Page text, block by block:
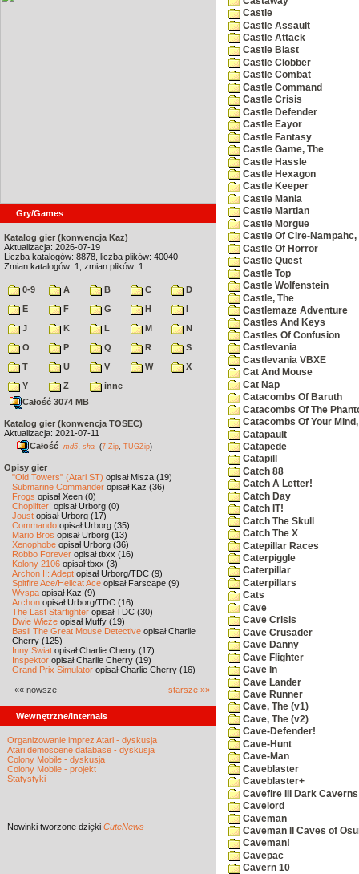
Gry/Games
Katalog gier (konwencja Kaz)
Aktualizacja: 2026-07-19
Liczba katalogów: 8878, liczba plików: 40040
Zmian katalogów: 1, zmian plików: 1
0-9 A B C
D
E
F G H
I
J
K L M
N
O
P Q R
S
T
U V W
X
Y
Z
inne
Całość 3074 MB
Katalog gier (konwencja TOSEC)
Aktualizacja: 2021-07-11
Całość md5 sha (7-Zip TUGZip)
Opisy gier
"Old Towers" (Atari ST) opisał Misza (19)
Submarine Commander opisał Kaz (36)
Frogs opisał Xeen (0)
Choplifter! opisał Urborg (0)
Joust opisał Urborg (17)
Commando opisał Urborg (35)
Mario Bros opisał Urborg (13)
Xenophobe opisał Urborg (36)
Robbo Forever opisał tbxx (16)
Kolony 2106 opisał tbxx (3)
Archon II: Adept opisał Urborg/TDC (9)
Spitfire Ace/Hellcat Ace opisał Farscape (9)
Wyspa opisał Kaz (9)
Archon opisał Urborg/TDC (16)
The Last Starfighter opisał TDC (30)
Dwie Wieże opisał Muffy (19)
Basil The Great Mouse Detective opisał Charlie
Cherry (125)
Inny Świat opisał Charlie Cherry (17)
Inspektor opisał Charlie Cherry (19)
Grand Prix Simulator opisał Charlie Cherry (16)
«« nowsze starsze »»
Wewnętrzne/Internals
Organizowanie imprez Atari - dyskusja
Atari demoscene database - dyskusja
Colony Mobile - dyskusja
Colony Mobile - projekt
Statystyki
Nowinki tworzone dzięki CuteNews
Castle
Castle Assault
Castle Attack
Castle Blast
Castle Clobber
Castle Combat
Castle Command
Castle Crisis
Castle Defender
Castle Eayor
Castle Fantasy
Castle Game, The
Castle Hassle
Castle Hexagon
Castle Keeper
Castle Mania
Castle Martian
Castle Morgue
Castle Of Cire-Nampahc,
Castle Of Horror
Castle Quest
Castle Top
Castle Wolfenstein
Castle, The
Castlemaze Adventure
Castles And Keys
Castles Of Confusion
Castlevania
Castlevania VBXE
Cat And Mouse
Cat Nap
Catacombs Of Baruth
Catacombs Of The
Catacombs Of Your
Catapault
Catapede
Catapill
Catch 88
Catch A Letter!
Catch Day
Catch IT!
Catch The Skull
Catch The X
Catepillar Races
Caterpiggle
Caterpillar
Caterpillars
Cats
Cave
Cave Crisis
Cave Crusader
Cave Danny
Cave Flighter
Cave In
Cave Lander
Cave Runner
Cave, The (v1)
Cave, The (v2)
Cave-Defender!
Cave-Hunt
Cave-Man
Caveblaster
Caveblaster+
Cavefire III Dark Caverns
Cavelord
Caveman
Caveman II Caves of
Caveman!
Cavepac
Cavern 10